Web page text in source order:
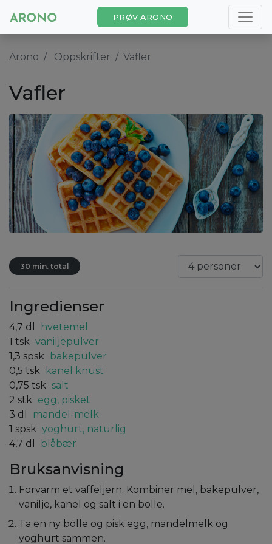
PRØV ARONO
Arono Oppskrifter Vafler
Vafler
30 min. total
Ingredienser
4,7 dl
hvetemel
1 tsk vaniljepulver
1,3 spsk
bakepulver
0,5 tsk
kanel knust
0,75 tsk salt
2 stk egg, pisket
3 dl
mandel-melk
1 spsk yoghurt, naturlig
4,7 dl blåbær
Bruksanvisning
Forvarm et vaffeljern. Kombiner mel, bakepulver,
vanilje, kanel og salt i en bolle.
Ta en ny bolle og pisk egg, mandelmelk og
yoghurt sammen.